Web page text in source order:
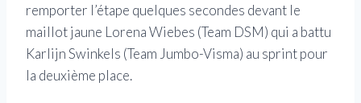
remporter l’étape quelques secondes devant le
maillot jaune Lorena Wiebes (Team DSM) qui a battu
Karlijn Swinkels (Team Jumbo-Visma) au sprint pour
la deuxième place.